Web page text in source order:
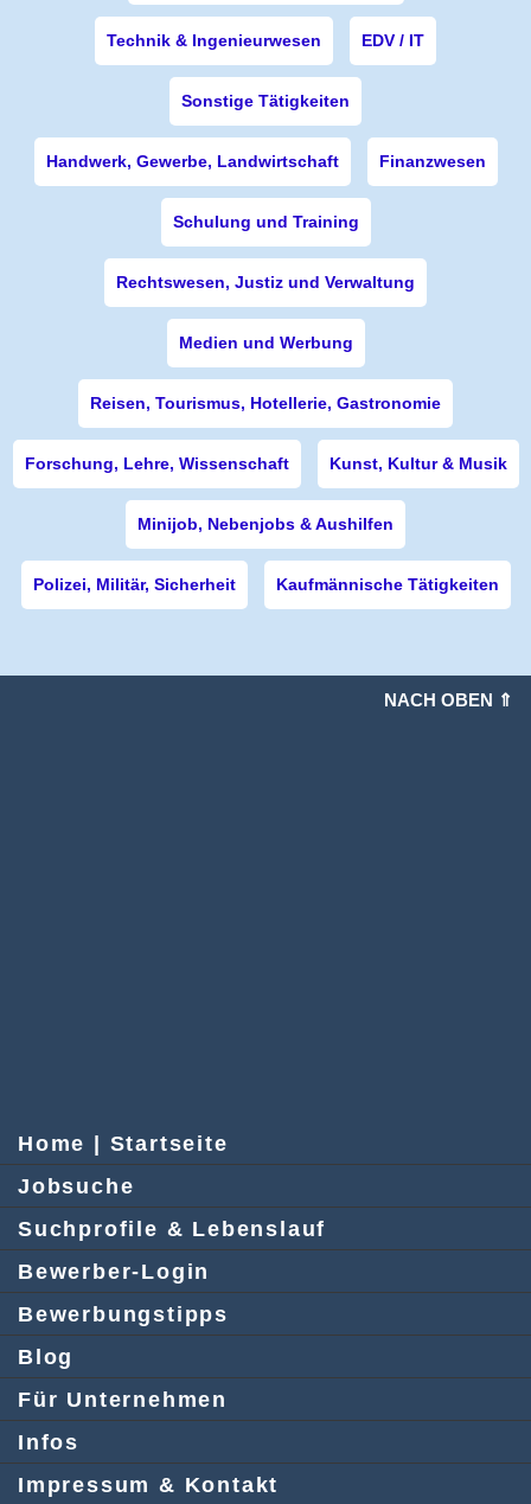
Technik & Ingenieurwesen EDV / IT
Sonstige Tätigkeiten
Handwerk, Gewerbe, Landwirtschaft Finanzwesen
Schulung und Training
Rechtswesen, Justiz und Verwaltung
Medien und Werbung
Reisen, Tourismus, Hotellerie, Gastronomie
Forschung, Lehre, Wissenschaft Kunst, Kultur & Musik
Minijob, Nebenjobs & Aushilfen
Polizei, Militär, Sicherheit Kaufmännische Tätigkeiten
NACH OBEN ⇑
Home | Startseite
Jobsuche
Suchprofile & Lebenslauf
Bewerber-Login
Bewerbungstipps
Blog
Für Unternehmen
Infos
Impressum & Kontakt